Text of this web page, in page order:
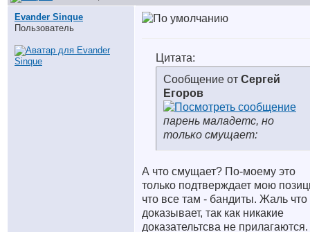
Evander Sinque
Пользователь
Цитата:
Сообщение от Сергей
Егоров
парень маладетс, но
только смущает:
А что смущает? По-моему это
только подтверждает мою
что все там - бандиты. Жаль что
доказывает, так как никакие
доказательтсва не